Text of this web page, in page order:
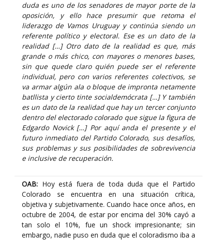
duda es uno de los senadores de mayor porte de la
oposición, y ello hace presumir que retoma el
liderazgo de Vamos Uruguay y continúa siendo un
referente político y electoral. Ese es un dato de la
realidad […] Otro dato de la realidad es que, más
grande o más chico, con mayores o menores bases,
sin que quede claro quién puede ser el referente
individual, pero con varios referentes colectivos, se
va armar algún ala o bloque de impronta netamente
batllista y cierto tinte socialdemócrata […] Y también
es un dato de la realidad que hay un tercer conjunto
dentro del electorado colorado que sigue la figura de
Edgardo Novick […] Por aquí anda el presente y el
futuro inmediato del Partido Colorado, sus desafíos,
sus problemas y sus posibilidades de sobrevivencia
e inclusive de recuperación.
OAB: Hoy está fuera de toda duda que el Partido
Colorado se encuentra en una situación crítica,
objetiva y subjetivamente. Cuando hace once años, en
octubre de 2004, de estar por encima del 30% cayó a
tan solo el 10%, fue un shock impresionante; sin
embargo, nadie puso en duda que el coloradismo iba a